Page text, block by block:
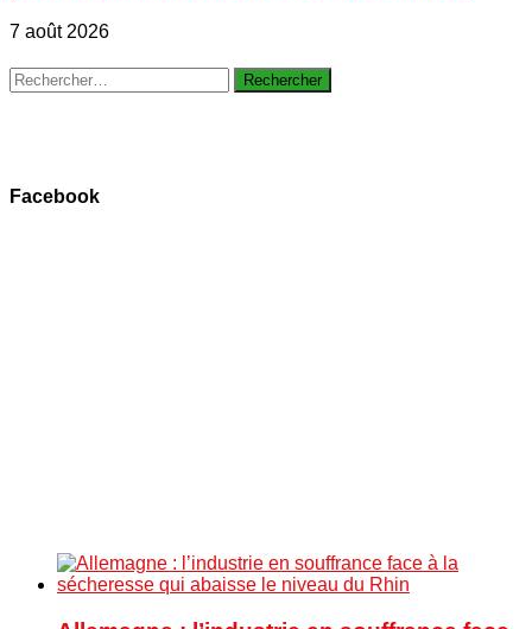
7 août 2026
Rechercher :
Facebook